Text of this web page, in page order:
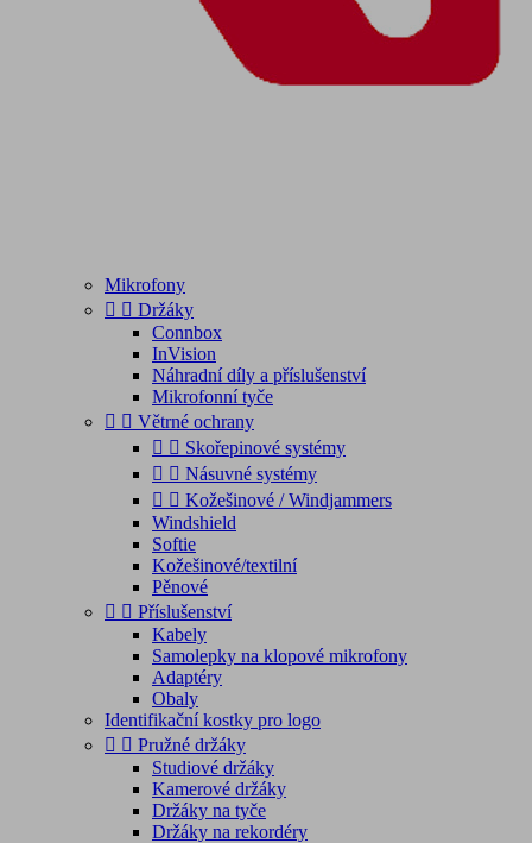
Mikrofony
  Držáky
Connbox
InVision
Náhradní díly a příslušenství
Mikrofonní tyče
  Větrné ochrany
  Skořepinové systémy
  Násuvné systémy
  Kožešinové / Windjammers
Windshield
Softie
Kožešinové/textilní
Pěnové
  Příslušenství
Kabely
Samolepky na klopové mikrofony
Adaptéry
Obaly
Identifikační kostky pro logo
  Pružné držáky
Studiové držáky
Kamerové držáky
Držáky na tyče
Držáky na rekordéry